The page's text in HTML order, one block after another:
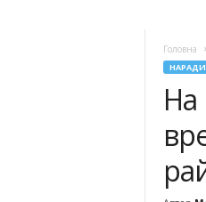
Головна
НАРАДИ,
На